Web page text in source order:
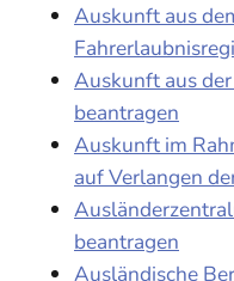
Auskunft aus
Auskunft aus
beantragen
Auskunft im
auf Verlangen
beantragen
Ausländische